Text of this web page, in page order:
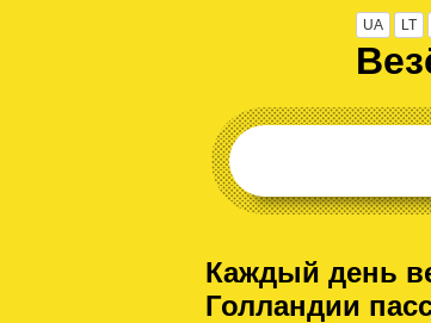
UA LT
Каждый день
Голландии